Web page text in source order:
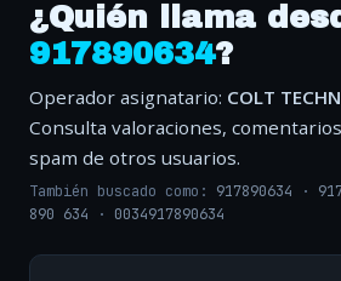
¿Quién llama
917890634?
Operador asignatario: COLT
Consulta valoraciones,
spam de otros usuarios.
También buscado como: 917890634 ·
890 634 · 0034917890634